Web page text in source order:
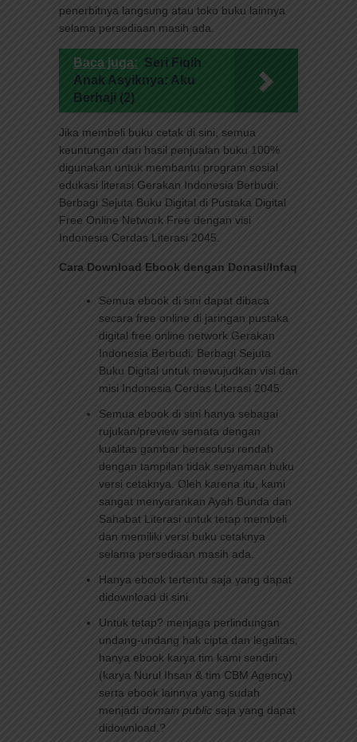
penerbitnya langsung atau toko buku lainnya
selama persediaan masih ada.
Baca juga: Seri Fiqih
Anak Asyiknya: Aku
Berhaji (2)
Jika membeli buku cetak di sini, semua
keuntungan dari hasil penjualan buku 100%
digunakan untuk membantu program sosial
edukasi literasi Gerakan Indonesia Berbudi:
Berbagi Sejuta Buku Digital di Pustaka Digital
Free Online Network Free dengan visi
Indonesia Cerdas Literasi 2045.
Cara Download Ebook dengan Donasi/Infaq
Semua ebook di sini dapat dibaca
secara free online di jaringan pustaka
digital free online network Gerakan
Indonesia Berbudi: Berbagi Sejuta
Buku Digital untuk mewujudkan visi dan
misi Indonesia Cerdas Literasi 2045.
Semua ebook di sini hanya sebagai
rujukan/preview semata dengan
kualitas gambar beresolusi rendah
dengan tampilan tidak senyaman buku
versi cetaknya. Oleh karena itu, kami
sangat menyarankan Ayah Bunda dan
Sahabat Literasi untuk tetap membeli
dan memiliki versi buku cetaknya
selama persediaan masih ada.
Hanya ebook tertentu saja yang dapat
didownload di sini.
Untuk tetap? menjaga perlindungan
undang-undang hak cipta dan legalitas,
hanya ebook karya tim kami sendiri
(karya Nurul Ihsan & tim CBM Agency)
serta ebook lainnya yang sudah
menjadi domain public saja yang dapat
didownload.?